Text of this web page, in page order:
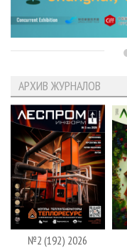
АРХИВ ЖУРНАЛОВ
№2 (192) 2026